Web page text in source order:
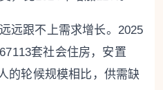
远跟不上需求增长。2025
套社会住房，安置
的轮候规模相比，供需缺